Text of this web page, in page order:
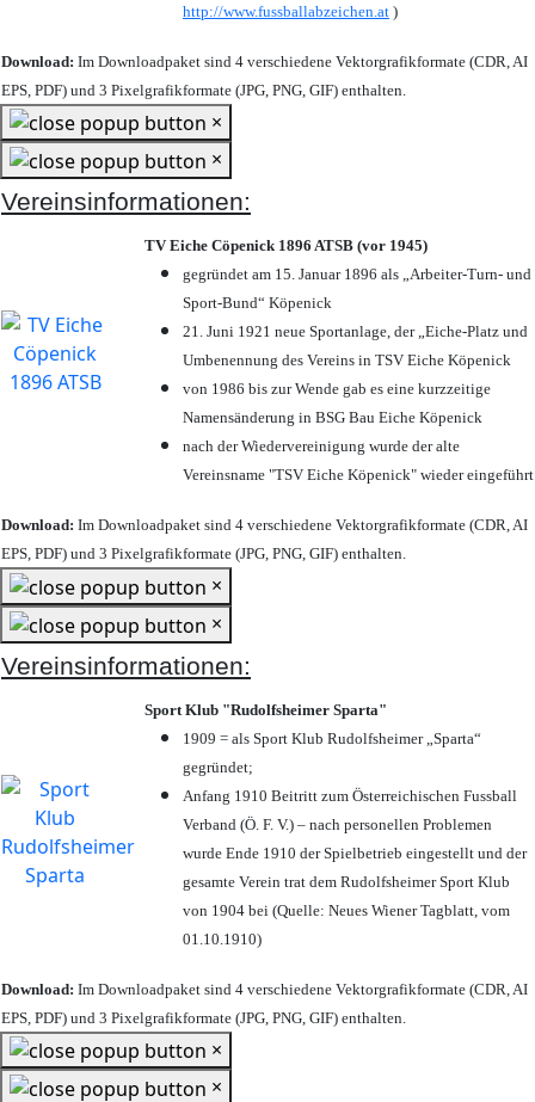
http://www.fussballabzeichen.at )
Download: Im Downloadpaket sind 4 verschiedene Vektorgrafikformate (CDR, AI
EPS, PDF) und 3 Pixelgrafikformate (JPG, PNG, GIF) enthalten.
×
×
Vereinsinformationen:
TV Eiche Cöpenick 1896 ATSB (vor 1945)
gegründet am 15. Januar 1896 als „Arbeiter-Turn- und
Sport-Bund“ Köpenick
21. Juni 1921 neue Sportanlage, der „Eiche-Platz und
Umbenennung des Vereins in TSV Eiche Köpenick
von 1986 bis zur Wende gab es eine kurzzeitige
Namensänderung in BSG Bau Eiche Köpenick
nach der Wiedervereinigung wurde der alte
Vereinsname "TSV Eiche Köpenick" wieder eingeführt
Download: Im Downloadpaket sind 4 verschiedene Vektorgrafikformate (CDR, AI
EPS, PDF) und 3 Pixelgrafikformate (JPG, PNG, GIF) enthalten.
×
×
Vereinsinformationen:
Sport Klub "Rudolfsheimer Sparta"
1909 = als Sport Klub Rudolfsheimer „Sparta“
gegründet;
Anfang 1910 Beitritt zum Österreichischen Fussball
Verband (Ö. F. V.) – nach personellen Problemen
wurde Ende 1910 der Spielbetrieb eingestellt und der
gesamte Verein trat dem Rudolfsheimer Sport Klub
von 1904 bei (Quelle: Neues Wiener Tagblatt, vom
01.10.1910)
Download: Im Downloadpaket sind 4 verschiedene Vektorgrafikformate (CDR, AI
EPS, PDF) und 3 Pixelgrafikformate (JPG, PNG, GIF) enthalten.
×
×